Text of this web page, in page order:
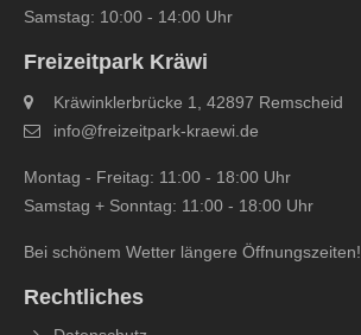
Samstag: 10:00 - 14:00 Uhr
Freizeitpark Kräwi
Kräwinklerbrücke 1, 42897 Remscheid
info@freizeitpark‐kraewi.de
Montag - Freitag: 11:00 - 18:00 Uhr
Samstag + Sonntag: 11:00 - 18:00 Uhr
Bei schönem Wetter längere Öffnungszeiten!
Rechtliches